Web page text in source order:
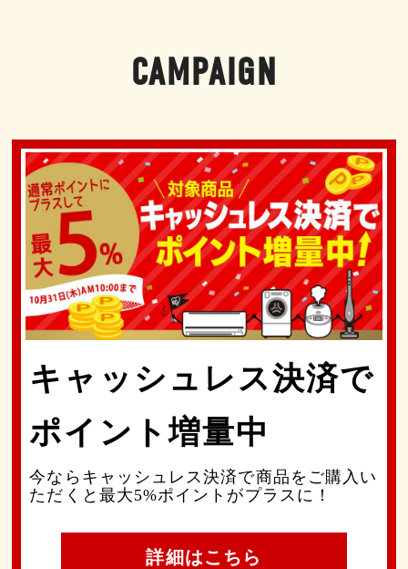
CAMPAIGN
キャッシュレス決済で
ポイント増量中
今ならキャッシュレス決済で商品をご購入い
ただくと最大5%ポイントがプラスに！
詳細はこちら